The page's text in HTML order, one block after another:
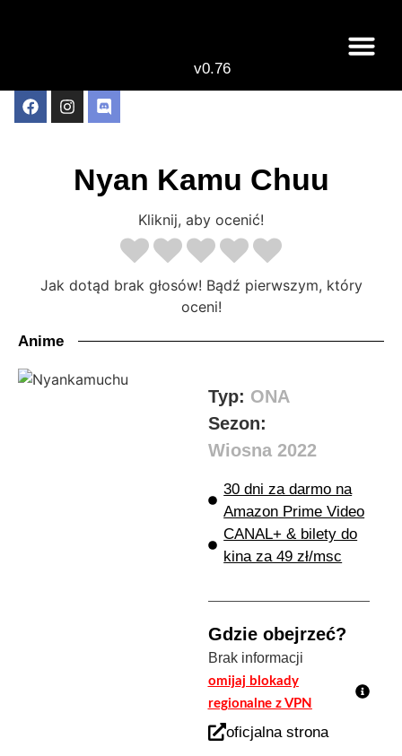
v0.76
Nyan Kamu Chuu
Kliknij, aby ocenić!
Jak dotąd brak głosów! Bądź pierwszym, który
oceni!
Anime
Typ: ONA
Sezon:
Wiosna 2022
30 dni za darmo na
Amazon Prime Video
CANAL+ & bilety do
kina za 49 zł/msc
Gdzie obejrzeć?
Brak informacji
omijaj blokady
regionalne z VPN
oficjalna strona